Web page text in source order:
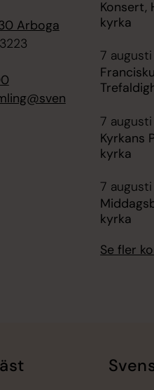
Arboga
Konsert,
kyrka
7 augusti
7 augusti
Kyrkans
kyrka
7 augusti
kyrka
Se fler